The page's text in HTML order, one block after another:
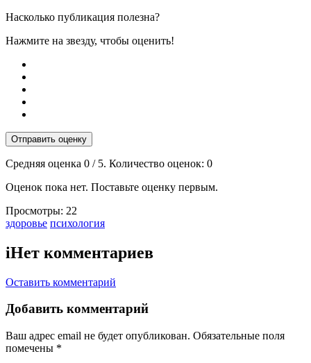
Насколько публикация полезна?
Нажмите на звезду, чтобы оценить!
Отправить оценку
Средняя оценка 0 / 5. Количество оценок: 0
Оценок пока нет. Поставьте оценку первым.
Просмотры: 22
Тэги:
здоровье психология
iНет комментариев
Оставить комментарий
Добавить комментарий
Ваш адрес email не будет опубликован. Обязательные поля
помечены *